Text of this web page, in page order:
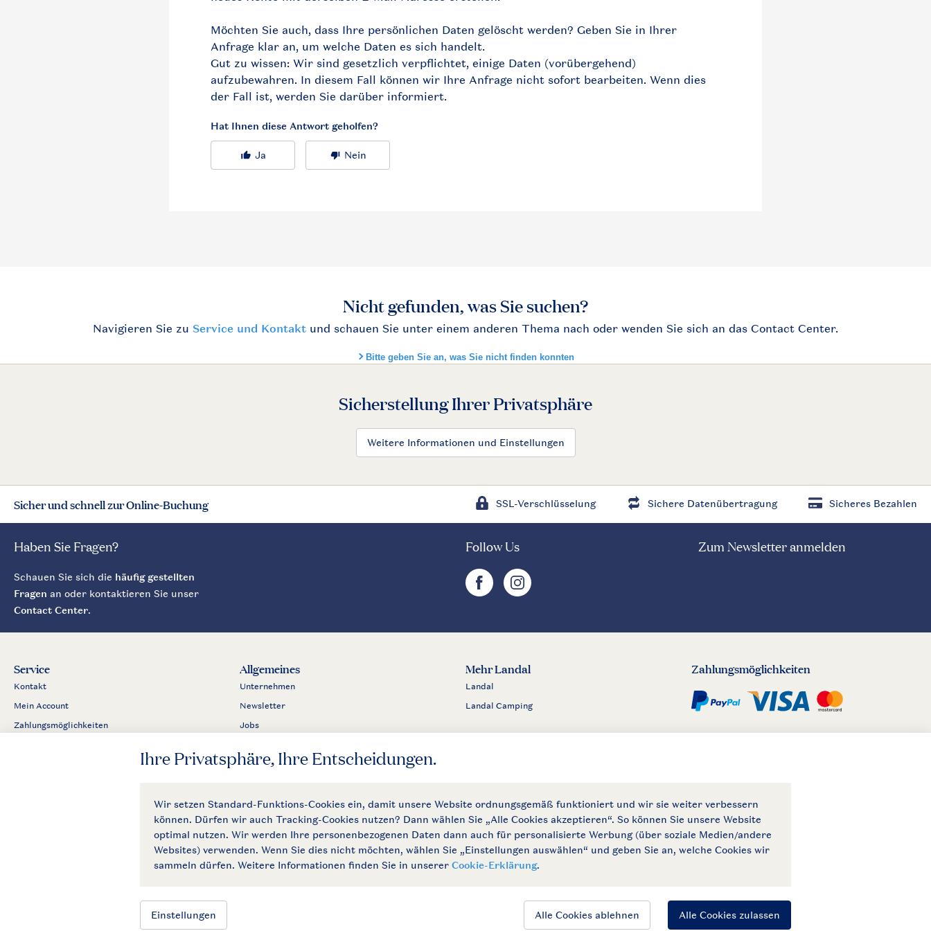
Sicherstellung Ihrer Privatsphäre
Weitere Informationen und Einstellungen
Sicher und schnell zur Online-Buchung SSL-Verschlüsselung Sichere Datenübertragung Sicheres Bezahlen
Haben Sie Fragen?
Schauen Sie sich die häufig gestellten
Fragen an oder kontaktieren Sie unser
Contact Center.
Follow Us
facebookinstagram
Zum Newsletter anmelden
Service
Kontakt
Mein Account
Zahlungsmöglichkeiten
Allgemeines
Unternehmen
Newsletter
Jobs
Presse
Mehr Landal
Landal
Landal Camping
Zahlungsmöglichkeiten
Allgemeine Bedingungen Impressum Datenschutz Cookies und Banner Barrierefrei © 2026 Landal